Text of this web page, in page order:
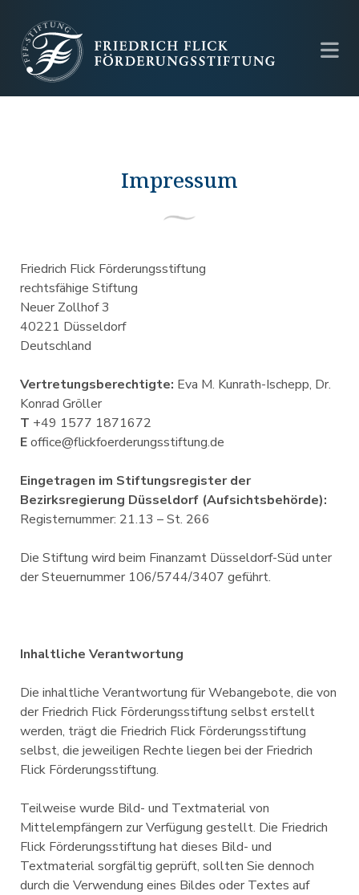
Impressum
Friedrich Flick Förderungsstiftung
rechtsfähige Stiftung
Neuer Zollhof 3
40221 Düsseldorf
Deutschland
Vertretungsberechtigte: Eva M. Kunrath-Ischepp, Dr.
Konrad Gröller
T +49 1577 1871672
Eoffice@flickfoerderungsstiftung.de
Eingetragen im Stiftungsregister der
Bezirksregierung Düsseldorf (Aufsichtsbehörde):
Registernummer: 21.13 – St. 266
Die Stiftung wird beim Finanzamt Düsseldorf-Süd unter
der Steuernummer 106/5744/3407 geführt.
Inhaltliche Verantwortung
Die inhaltliche Verantwortung für Webangebote, die von
der Friedrich Flick Förderungsstiftung selbst erstellt
werden, trägt die Friedrich Flick Förderungsstiftung
selbst, die jeweiligen Rechte liegen bei der Friedrich
Flick Förderungsstiftung.
Teilweise wurde Bild- und Textmaterial von
Mittelempfängern zur Verfügung gestellt. Die Friedrich
Flick Förderungsstiftung hat dieses Bild- und
Textmaterial sorgfältig geprüft, sollten Sie dennoch
durch die Verwendung eines Bildes oder Textes auf